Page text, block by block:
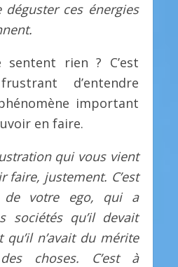
ces énergies
rien ? C’est
d’entendre
important
en faire.
qui vous vient
faire, justement. C’est
de votre ego, qui a
sociétés qu’il devait
n’avait du mérite
choses. C’est à